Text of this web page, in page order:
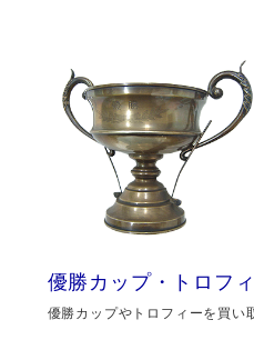
優勝カップ・トロフ
優勝カップやトロフィーを買い